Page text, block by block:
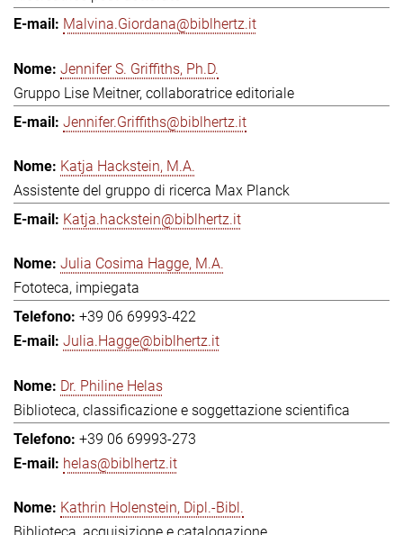
Malvina.Giordana@biblhertz.it
Jennifer S. Griffiths, Ph.D.
Gruppo Lise Meitner, collaboratrice editoriale
Jennifer.Griffiths@biblhertz.it
Katja Hackstein, M.A.
Assistente del gruppo di ricerca Max Planck
Katja.hackstein@biblhertz.it
Julia Cosima Hagge, M.A.
Fototeca, impiegata
+39 06 69993-422
Julia.Hagge@biblhertz.it
Dr. Philine Helas
Biblioteca, classificazione e soggettazione scientifica
+39 06 69993-273
helas@biblhertz.it
Kathrin Holenstein, Dipl.-Bibl.